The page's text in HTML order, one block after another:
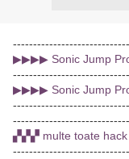
▶▶▶▶ Sonic Jump
▶▶▶▶ Sonic Jump
▞▞▞ multe toate